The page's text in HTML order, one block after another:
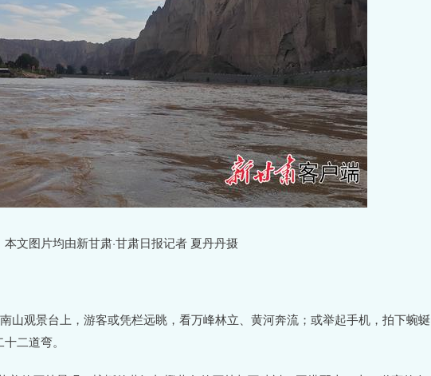
文图片均由新甘肃·甘肃日报记者 夏丹丹摄
山观景台上，游客或凭栏远眺，看万峰林立、黄河奔流；或举起手机，拍下蜿蜒
二道弯。